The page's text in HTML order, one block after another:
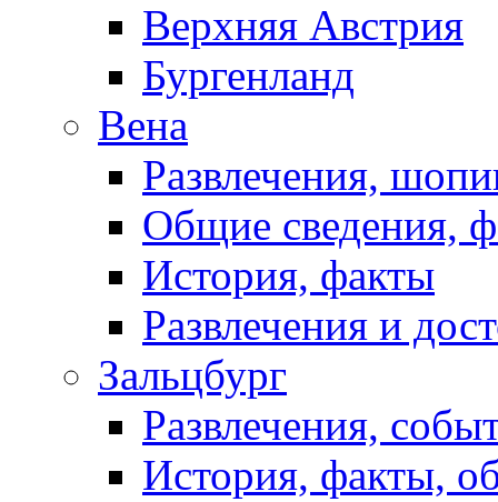
Верхняя Австрия
Бургенланд
Вена
Развлечения,
Общие сведения,
История, факты
Развлечения и
Зальцбург
Развлечения,
История, факты,